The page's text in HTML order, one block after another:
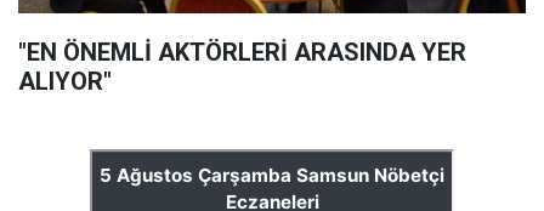
"EN ÖNEMLİ AKTÖRLERİ ARASINDA YER
ALIYOR"